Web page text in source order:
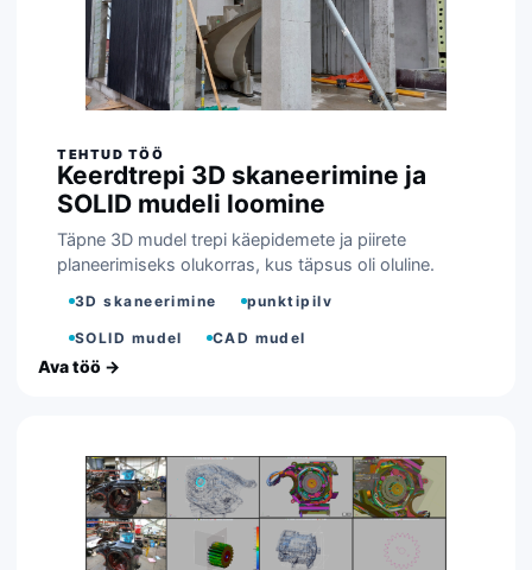
Keerdtrepi 3D skaneerimine ja
SOLID mudeli loomine
Täpne 3D mudel trepi käepidemete ja piirete
planeerimiseks olukorras, kus täpsus oli oluline.
3D skaneerimine punktipilv
SOLID mudel CAD mudel